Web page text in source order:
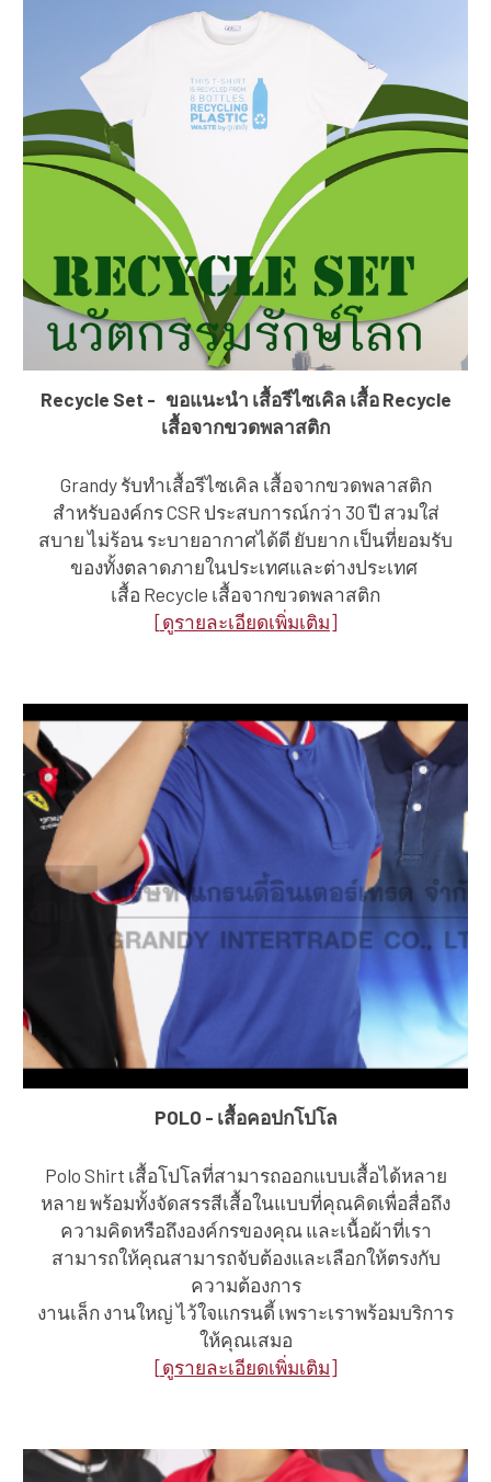
Recycle Set - ขอแนะนำ เสื้อรีไซเคิล เสื้อ Recycle
เสื้อจากขวดพลาสติก
Grandy รับทำเสื้อรีไซเคิล เสื้อจากขวดพลาสติก
สำหรับองค์กร CSR ประสบการณ์กว่า 30 ปี สวมใส่
สบาย ไม่ร้อน ระบายอากาศได้ดี ยับยาก เป็นที่ยอมรับ
ของทั้งตลาดภายในประเทศและต่างประเทศ
เสื้อ Recycle เสื้อจากขวดพลาสติก
[ดูรายละเอียดเพิ่มเติม]
POLO - เสื้อคอปกโปโล
Polo Shirt เสื้อโปโลที่สามารถออกแบบเสื้อได้หลาย
หลาย พร้อมทั้งจัดสรรสีเสื้อในแบบที่คุณคิดเพื่อสื่อถึง
ความคิดหรือถึงองค์กรของคุณ และเนื้อผ้าที่เรา
สามารถให้คุณสามารถจับต้องและเลือกให้ตรงกับ
ความต้องการ
งานเล็ก งานใหญ่ ไว้ใจแกรนดี้ เพราะเราพร้อมบริการ
ให้คุณเสมอ
[ดูรายละเอียดเพิ่มเติม]